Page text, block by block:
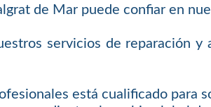
de Mar puede confiar en
servicios de reparación
está cualificado para